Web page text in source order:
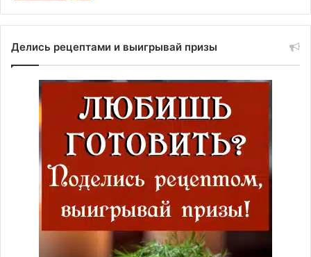
Делись рецептами и выигрывай призы